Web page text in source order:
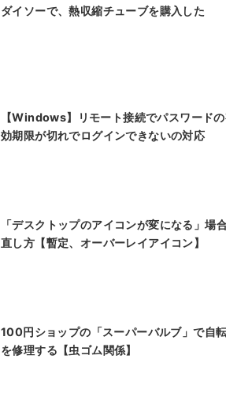
ダイソーで、熱収縮チューブを購入した
【Windows】リモート接続でパスワード
効期限が切れでログインできないの対応
「デスクトップのアイコンが変になる」場
直し方【暫定、オーバーレイアイコン】
100円ショップの「スーパーバルブ」で自
を修理する【虫ゴム関係】